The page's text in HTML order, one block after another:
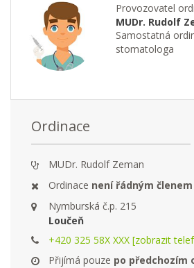
Provozovatel
MUDr. Rudolf
Samostatná
stomatologa
Ordinace
MUDr. Rudolf Zeman
Ordinace není řádným členem
Nymburská č.p. 215
Loučeň
+420 325 58X XXX [zobrazit
Přijímá pouze po předchozím